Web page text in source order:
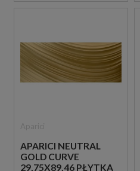
APARICI NEUTRAL
GOLD CURVE
29,75X89,46 PŁYTKA